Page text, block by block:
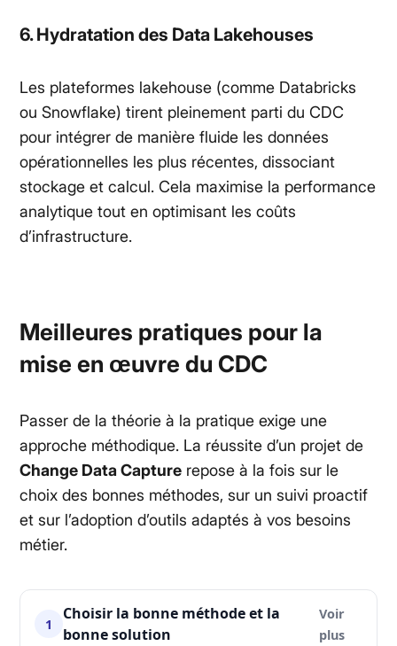
6. Hydratation des Data Lakehouses
Les plateformes lakehouse (comme Databricks
ou Snowflake) tirent pleinement parti du CDC
pour intégrer de manière fluide les données
opérationnelles les plus récentes, dissociant
stockage et calcul. Cela maximise la performance
analytique tout en optimisant les coûts
d’infrastructure.
Meilleures pratiques pour la
mise en œuvre du CDC
Passer de la théorie à la pratique exige une
approche méthodique. La réussite d’un projet de
Change Data Capture repose à la fois sur le
choix des bonnes méthodes, sur un suivi proactif
et sur l’adoption d’outils adaptés à vos besoins
métier.
1
Choisir la bonne méthode et la
bonne solution